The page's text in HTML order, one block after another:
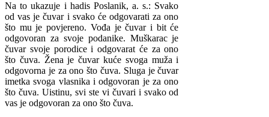
Na to ukazuje i hadis Poslanik, a. s.: Svako
od vas je čuvar i svako će odgovarati za ono
što mu je povjereno. Vođa je čuvar i bit će
odgovoran za svoje podanike. Muškarac je
čuvar svoje porodice i odgovarat će za ono
što čuva. Žena je čuvar kuće svoga muža i
odgovorna je za ono što čuva. Sluga je čuvar
imetka svoga vlasnika i odgovoran je za ono
što čuva. Uistinu, svi ste vi čuvari i svako od
vas je odgovoran za ono što čuva.